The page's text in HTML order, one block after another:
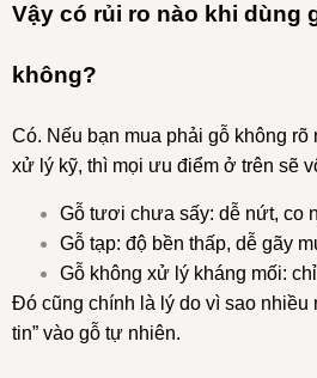
Vậy có rủi ro nào khi dùng
không?
Có. Nếu bạn mua phải gỗ không
xử lý kỹ, thì mọi ưu điểm ở trên sẽ
Gỗ tươi chưa sấy: dễ nứt, co
Gỗ tạp: độ bền thấp, dễ gãy
Gỗ không xử lý kháng mối:
Đó cũng chính là lý do vì sao nhiều
tin” vào gỗ tự nhiên.